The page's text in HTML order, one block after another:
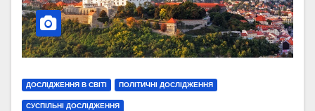
ДОСЛІДЖЕННЯ В СВІТІ ПОЛІТИЧНІ ДОСЛІДЖЕННЯ
СУСПІЛЬНІ ДОСЛІДЖЕННЯ